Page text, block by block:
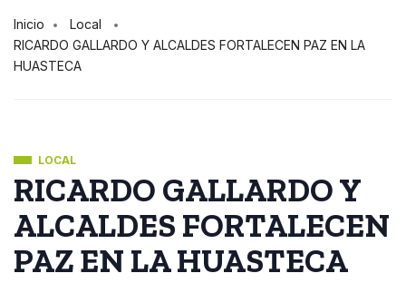
Inicio
Local
RICARDO GALLARDO Y ALCALDES FORTALECEN PAZ EN LA
HUASTECA
LOCAL
RICARDO GALLARDO Y
ALCALDES FORTALECEN
PAZ EN LA HUASTECA